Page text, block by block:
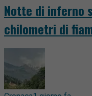
Notte di inferno
chilometri di